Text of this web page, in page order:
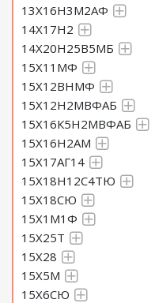
13Х16Н3М2АФ
14Х17Н2
14Х20Н25В5МБ
15Х11МФ
15Х12ВНМФ
15Х12Н2МВФАБ
15Х16К5Н2МВФАБ
15Х16Н2АМ
15Х17АГ14
15Х18Н12С4ТЮ
15Х18СЮ
15Х1М1Ф
15Х25Т
15Х28
15Х5М
15Х6СЮ